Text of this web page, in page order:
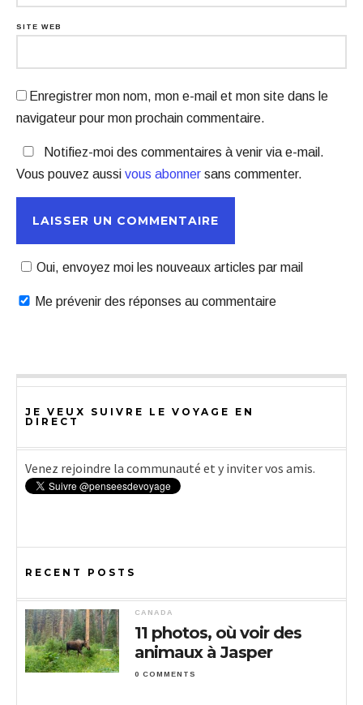
SITE WEB
Enregistrer mon nom, mon e-mail et mon site dans le
navigateur pour mon prochain commentaire.
Notifiez-moi des commentaires à venir via e-mail.
Vous pouvez aussi vous abonner sans commenter.
Oui, envoyez moi les nouveaux articles par mail
Me prévenir des réponses au commentaire
JE VEUX SUIVRE LE VOYAGE EN
DIRECT
Venez rejoindre la communauté et y inviter vos amis.
RECENT POSTS
CANADA
11 photos, où voir des
animaux à Jasper
0 COMMENTS